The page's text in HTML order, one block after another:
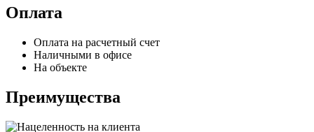
Оплата
Оплата на расчетный счет
Наличными в офисе
На объекте
Преимущества